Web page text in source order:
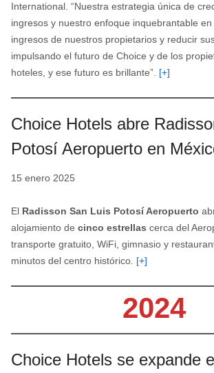
International. “Nuestra estrategia única de
ingresos y nuestro enfoque inquebrantable
ingresos de nuestros propietarios y reducir
impulsando el futuro de Choice y de los
hoteles, y ese futuro es brillante”. [+]
Choice Hotels abre
Potosí Aeropuerto en
15 enero 2025
El Radisson San Luis Potosí Aeropuerto
alojamiento de cinco estrellas cerca del
transporte gratuito, WiFi, gimnasio y
minutos del centro histórico. [+]
2024
Choice Hotels se expande